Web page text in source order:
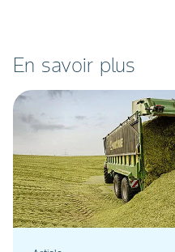
En savoir plus